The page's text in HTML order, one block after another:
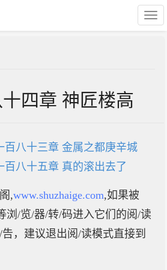
四章 神匠楼高
百八十三章 金属之都庚辛城
百八十五章 真的滚出去了
,www.shuzhaige.com,如果被
浏/览/器/转/码进入它们的阅/读
，建议退出阅/读模式直接到